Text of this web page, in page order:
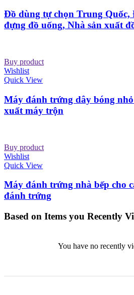
Đồ dùng tự chọn Trung
đựng đồ uống, Nhà sản xuất
Buy product
Wishlist
Quick View
Máy đánh trứng dây bóng nhỏ
xuất máy trộn
Buy product
Wishlist
Quick View
Máy đánh trứng nhà bếp cho
đánh trứng
Based on Items you Recently
You have no recently